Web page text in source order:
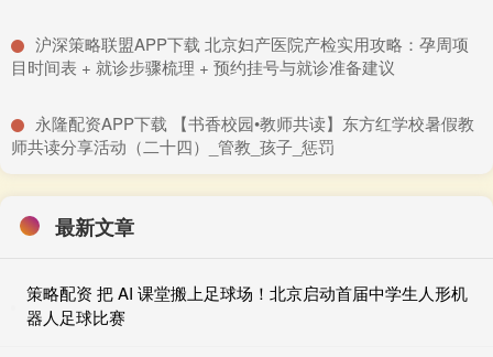
​沪深策略联盟APP下载 北京妇产医院产检实用攻略：孕周项
目时间表 + 就诊步骤梳理 + 预约挂号与就诊准备建议
​永隆配资APP下载 【书香校园•教师共读】东方红学校暑假教
师共读分享活动（二十四）_管教_孩子_惩罚
最新文章
策略配资 把 AI 课堂搬上足球场！北京启动首届中学生人形机
器人足球比赛